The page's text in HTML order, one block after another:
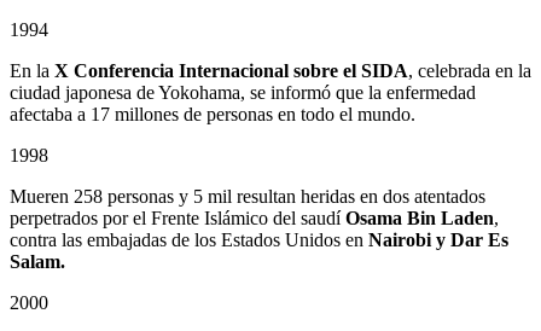
1994
En la X Conferencia Internacional sobre el SIDA, celebrada en la
ciudad japonesa de Yokohama, se informó que la enfermedad
afectaba a 17 millones de personas en todo el mundo.
1998
Mueren 258 personas y 5 mil resultan heridas en dos atentados
perpetrados por el Frente Islámico del saudíOsama Bin Laden,
contra las embajadas de los Estados Unidos en Nairobi y Dar Es
Salam.
2000